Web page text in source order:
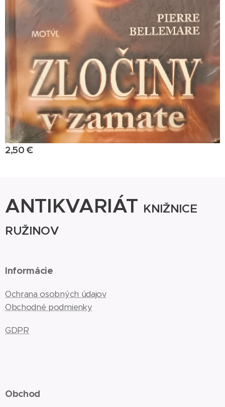
2,50 €
ANTIKVARIÁT KNIŽNICE
RUŽINOV
Informácie
Ochrana osobných údajov
Obchodné podmienky
GDPR
Obchod